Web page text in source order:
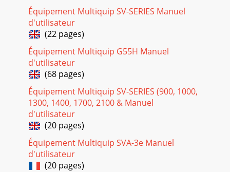
Équipement Multiquip SV-SERIES Manuel
d'utilisateur
(22 pages)
Équipement Multiquip G55H Manuel
d'utilisateur
(68 pages)
Équipement Multiquip SV-SERIES (900, 1000,
1300, 1400, 1700, 2100 & Manuel
d'utilisateur
(20 pages)
Équipement Multiquip SVA-3e Manuel
d'utilisateur
(20 pages)